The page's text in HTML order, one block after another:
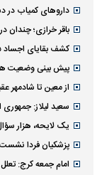
داروهای کمیاب در
باقر خرازی؛
کشف بقایای اجساد ۵ کوهنورد در ارتفاعات نپال
پیش بینی وضعیت هوای
از معین تا شادمهر
سعید لیلاز: جمهوری اسلامی ۲۰ سال است با طبقه
یک لایحه، هزار
پزشکیان فردا
امام جمعه کرج: